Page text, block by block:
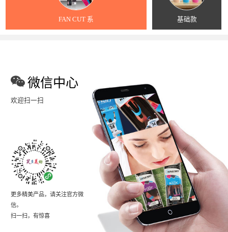
FAN CUT 系 基础款
微信中心
欢迎扫一扫
更多精美产品，请关注官方微
信。
扫一扫，有惊喜